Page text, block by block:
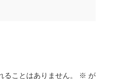
ことはありません。 ※ が